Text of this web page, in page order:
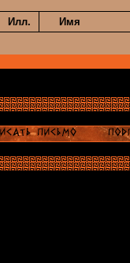
Илл. Имя